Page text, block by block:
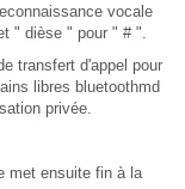
vocale
" dièse " pour " # ".
transfert d'appel pour
libres bluetoothmd
privée.
met ensuite fin à la